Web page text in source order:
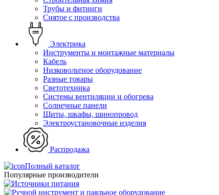
Трубы и фитинги
Снятое с производства
Электрика
Инструменты и монтажные материалы
Кабель
Низковольтное оборудование
Разные товары
Светотехника
Системы вентиляции и обогрева
Солнечные панели
Щиты, шкафы, шинопровод
Электроустановочные изделия
Распродажа
Полный каталог
Популярные производители